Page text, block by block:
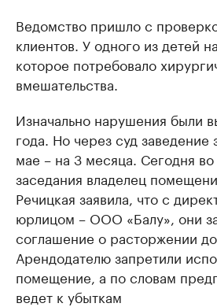
Ведомство пришло с
клиентов. У одного из детей
которое потребовало
вмешательства.
Изначально нарушения были
года. Но через суд заведение
мае – на 3 месяца. Сегодня
заседания владелец
Речицкая заявила, что с
юрлицом – ООО «Балу», они
соглашение о расторжении
Арендодателю запретили
помещение, а по словам
ведет к убыткам